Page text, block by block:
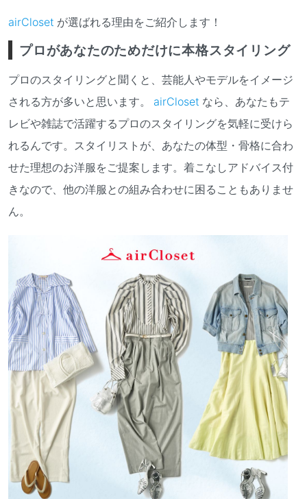
airCloset が選ばれる理由をご紹介します！
プロがあなたのためだけに本格スタイリング
プロのスタイリングと聞くと、芸能人やモデルをイメージ
される方が多いと思います。 airCloset なら、あなたもテ
レビや雑誌で活躍するプロのスタイリングを気軽に受けら
れるんです。スタイリストが、あなたの体型・骨格に合わ
せた理想のお洋服をご提案します。着こなしアドバイス付
きなので、他の洋服との組み合わせに困ることもありませ
ん。